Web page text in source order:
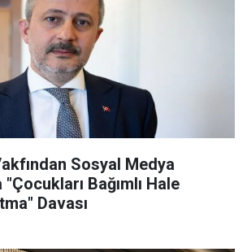
Sosyal Medya
Bağımlı Hale
Davası